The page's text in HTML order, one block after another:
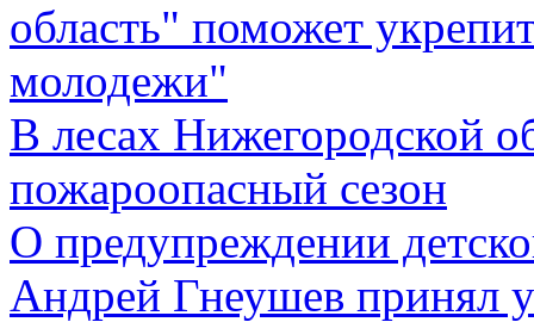
область" поможет
молодежи"
В лесах Нижегородской
пожароопасный сезон
О предупреждении
Андрей Гнеушев принял